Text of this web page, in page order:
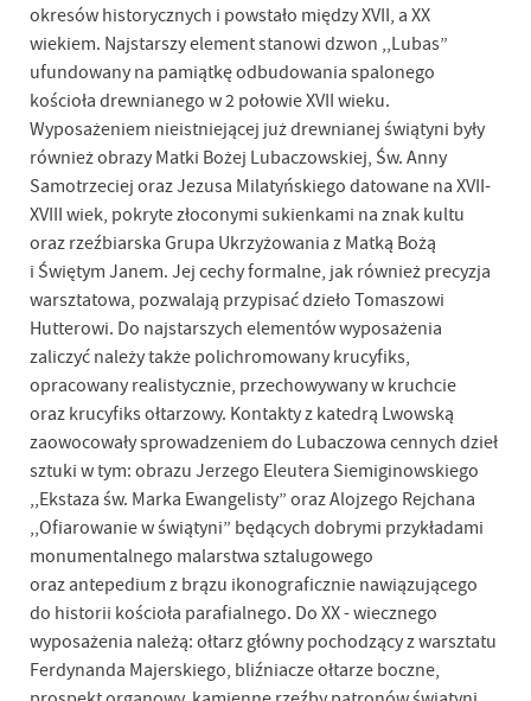
okresów historycznych i powstało między XVII, a XX
wiekiem. Najstarszy element stanowi dzwon ,,Lubas”
ufundowany na pamiątkę odbudowania spalonego
kościoła drewnianego w 2 połowie XVII wieku.
Wyposażeniem nieistniejącej już drewnianej świątyni były
również obrazy Matki Bożej Lubaczowskiej, Św. Anny
Samotrzeciej oraz Jezusa Milatyńskiego datowane na XVII-
XVIII wiek, pokryte złoconymi sukienkami na znak kultu
oraz rzeźbiarska Grupa Ukrzyżowania z Matką Bożą
i Świętym Janem. Jej cechy formalne, jak również precyzja
warsztatowa, pozwalają przypisać dzieło Tomaszowi
Hutterowi. Do najstarszych elementów wyposażenia
zaliczyć należy także polichromowany krucyfiks,
opracowany realistycznie, przechowywany w kruchcie
oraz krucyfiks ołtarzowy. Kontakty z katedrą Lwowską
zaowocowały sprowadzeniem do Lubaczowa cennych dzieł
sztuki w tym: obrazu Jerzego Eleutera Siemiginowskiego
,,Ekstaza św. Marka Ewangelisty” oraz Alojzego Rejchana
,,Ofiarowanie w świątyni” będących dobrymi przykładami
monumentalnego malarstwa sztalugowego
oraz antepedium z brązu ikonograficznie nawiązującego
do historii kościoła parafialnego. Do XX - wiecznego
wyposażenia należą: ołtarz główny pochodzący z warsztatu
Ferdynanda Majerskiego, bliźniacze ołtarze boczne,